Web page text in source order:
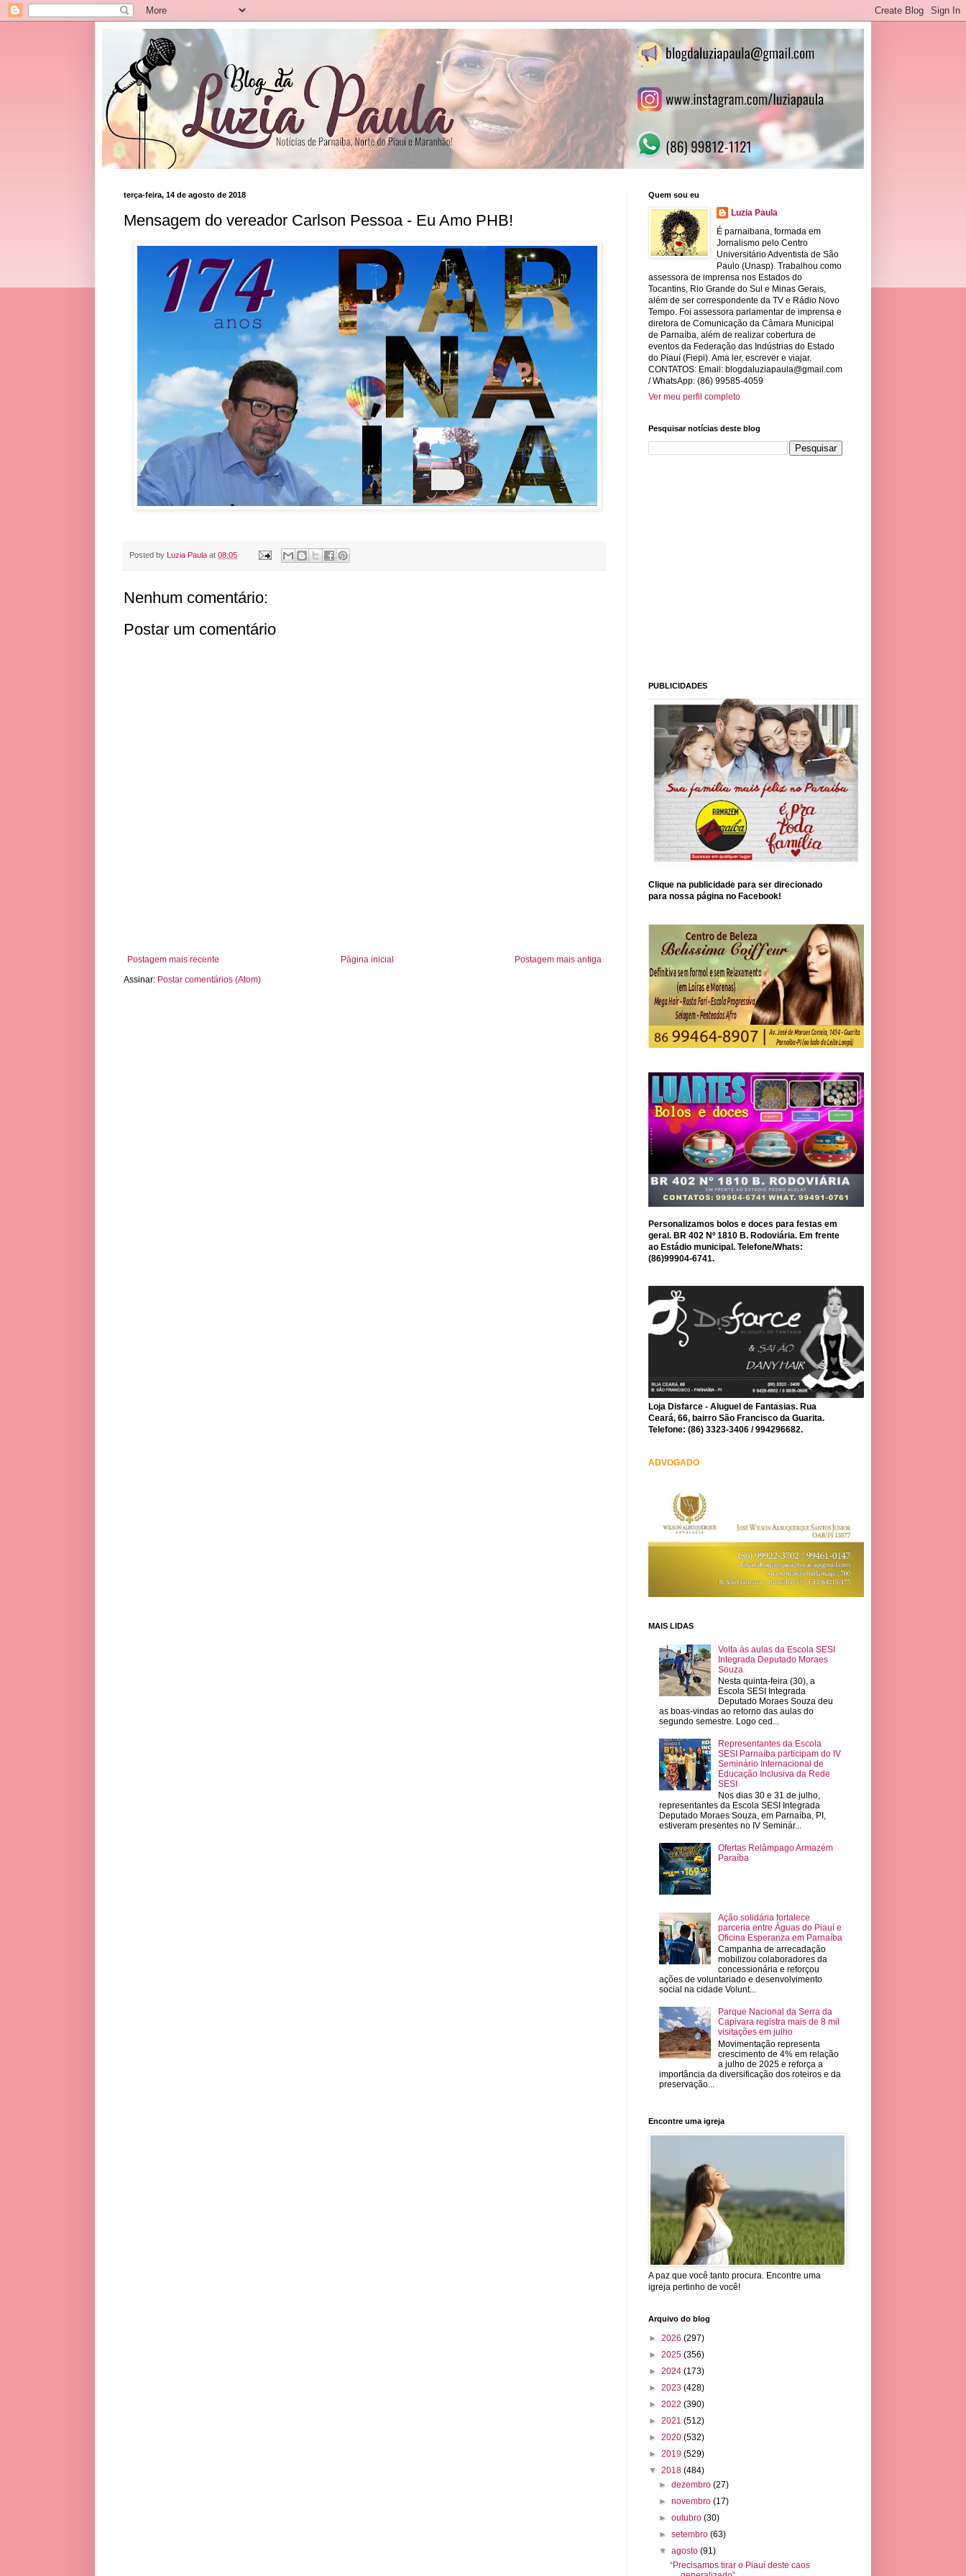
terça-feira, 14 de agosto de 2018
Mensagem do vereador Carlson Pessoa - Eu Amo PHB!
Posted by Luzia Paula at 08:05
Nenhum comentário:
Postar um comentário
Postagem mais recente Postagem mais antiga
Página inicial
Assinar: Postar comentários (Atom)
Quem sou eu
Luzia Paula
É parnaibana, formada em
Jornalismo pelo Centro
Universitário Adventista de São
Paulo (Unasp). Trabalhou como
assessora de imprensa nos Estados do
Tocantins, Rio Grande do Sul e Minas Gerais,
além de ser correspondente da TV e Rádio Novo
Tempo. Foi assessora parlamentar de imprensa e
diretora de Comunicação da Câmara Municipal
de Parnaíba, além de realizar cobertura de
eventos da Federação das Indústrias do Estado
do Piauí (Fiepi). Ama ler, escrever e viajar.
CONTATOS: Email: blogdaluziapaula@gmail.com
/ WhatsApp: (86) 99585-4059
Ver meu perfil completo
Pesquisar notícias deste blog
PUBLICIDADES
Clique na publicidade para ser direcionado
para nossa página no Facebook!
Personalizamos bolos e doces para festas em
geral. BR 402 Nº 1810 B. Rodoviária. Em frente
ao Estádio municipal. Telefone/Whats:
(86)99904-6741.
Loja Disfarce - Aluguel de Fantasias. Rua
Ceará, 66, bairro São Francisco da Guarita.
Telefone: (86) 3323-3406 / 994296682.
ADVOGADO
MAIS LIDAS
Volta às aulas da Escola SESI
Integrada Deputado Moraes
Souza
Nesta quinta-feira (30), a
Escola SESI Integrada
Deputado Moraes Souza deu
as boas-vindas ao retorno das aulas do
segundo semestre. Logo ced...
Representantes da Escola
SESI Parnaíba participam do IV
Seminário Internacional de
Educação Inclusiva da Rede
SESI
Nos dias 30 e 31 de julho,
representantes da Escola SESI Integrada
Deputado Moraes Souza, em Parnaíba, PI,
estiveram presentes no IV Seminár...
Ofertas Relâmpago Armazém
Paraíba
Ação solidária fortalece
parceria entre Águas do Piauí e
Oficina Esperanza em Parnaíba
Campanha de arrecadação
mobilizou colaboradores da
concessionária e reforçou
ações de voluntariado e desenvolvimento
social na cidade Volunt...
Parque Nacional da Serra da
Capivara registra mais de 8 mil
visitações em julho
Movimentação representa
crescimento de 4% em relação
a julho de 2025 e reforça a
importância da diversificação dos roteiros e da
preservação...
Encontre uma igreja
A paz que você tanto procura. Encontre uma
igreja pertinho de você!
Arquivo do blog
► 2026 (297)
► 2025 (356)
► 2024 (173)
► 2023 (428)
► 2022 (390)
► 2021 (512)
► 2020 (532)
► 2019 (529)
▼ 2018 (484)
►dezembro(27)
►novembro(17)
►outubro(30)
►setembro(63)
▼agosto(91)
“Precisamos tirar o Piauí deste caos